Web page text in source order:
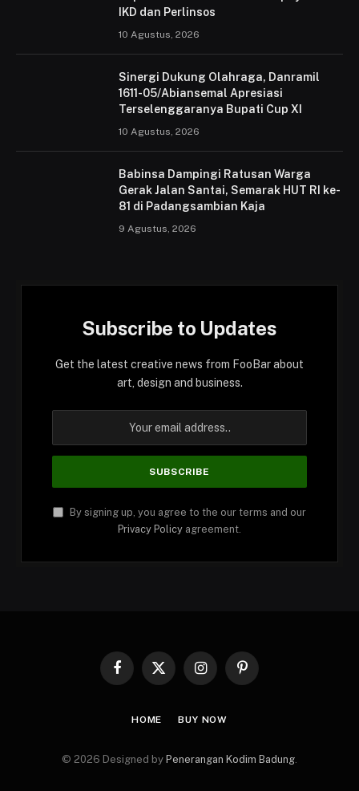
IKD dan Perlinsos
10 Agustus, 2026
Sinergi Dukung Olahraga, Danramil
1611-05/Abiansemal Apresiasi
Terselenggaranya Bupati Cup XI
10 Agustus, 2026
Babinsa Dampingi Ratusan Warga
Gerak Jalan Santai, Semarak HUT RI ke-
81 di Padangsambian Kaja
9 Agustus, 2026
Subscribe to Updates
Get the latest creative news from FooBar about
art, design and business.
By signing up, you agree to the our terms and our
Privacy Policy agreement.
Facebook
X
InstagramPinterest
HOME BUY NOW
© 2026 Designed by Penerangan Kodim Badung.